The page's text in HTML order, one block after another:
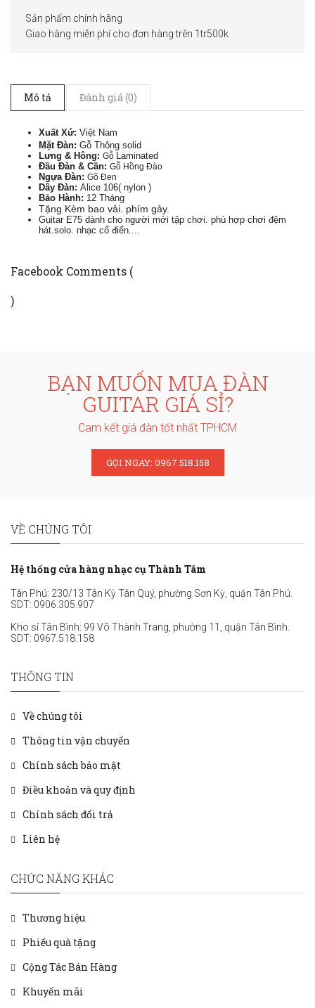
Sản phẩm chính hãng
Giao hàng miễn phí cho đơn hàng trên 1tr500k
Mô tả Đánh giá (0)
Xuất Xứ: Việt Nam
Mặt Đàn: Gỗ Thông solid
Lưng & Hông: Gỗ Laminated
Đầu Đàn & Cần: Gỗ Hồng Đào
Ngựa Đàn: Gõ Đen
Dây Đàn: Alice 106( nylon )
Bảo Hành: 12 Tháng
Tặng Kèm bao vải. phím gảy.
Guitar E75 dành cho người mới tập chơi. phù hợp chơi đệm
hát.solo. nhạc cổ điển....
Facebook Comments (
)
BẠN MUỐN MUA ĐÀN
GUITAR GIÁ SỈ?
Cam kết giá đàn tốt nhất TPHCM
GỌI NGAY: 0967.518.158
VỀ CHÚNG TÔI
Hệ thống cửa hàng nhạc cụ Thành Tâm
Tân Phú: 230/13 Tân Kỳ Tân Quý, phường Sơn Kỳ, quận Tân Phú.
SDT: 0906.305.907
Kho sỉ Tân Bình: 99 Võ Thành Trang, phường 11, quận Tân Bình.
SDT: 0967.518.158
THÔNG TIN
Về chúng tôi
Thông tin vận chuyển
Chính sách bảo mật
Điều khoản và quy định
Chính sách đổi trả
Liên hệ
CHỨC NĂNG KHÁC
Thương hiệu
Phiếu quà tặng
Cộng Tác Bán Hàng
Khuyến mãi